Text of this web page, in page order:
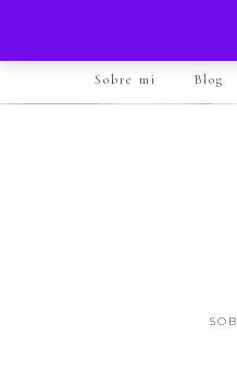
Sobre mi Blog